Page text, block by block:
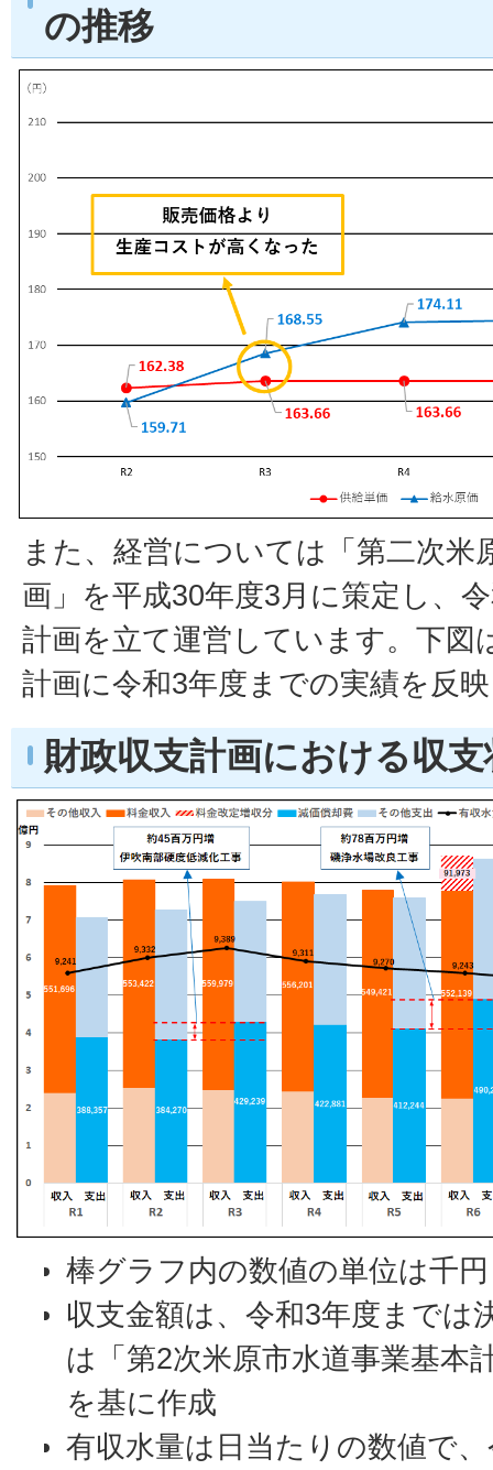
の推移
また、経営については「第二次米
画」を平成30年度3月に策定し、
計画を立て運営しています。下図
計画に令和3年度までの実績を反
財政収支計画における収
棒グラフ内の数値の単位は千円
収支金額は、令和3年度までは
は「第2次米原市水道事業基本
を基に作成
有収水量は日当たりの数値で